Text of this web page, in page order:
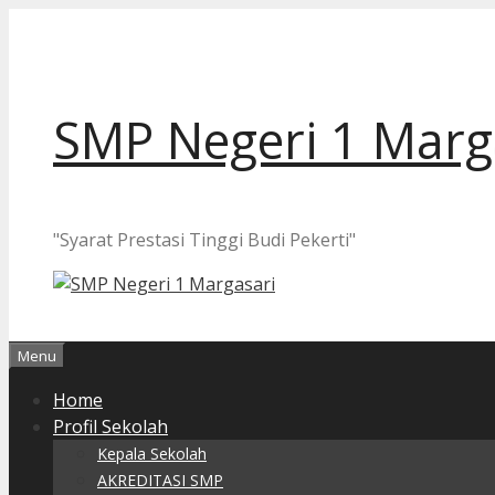
SMP Negeri 1
"Syarat Prestasi Tinggi Budi Pekerti"
Menu
Home
Profil Sekolah
Kepala Sekolah
AKREDITASI SMP